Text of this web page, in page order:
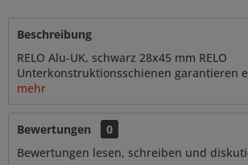
Beschreibung
RELO Alu-UK, schwarz 28x45 mm RELO
Unterkonstruktionsschienen garantieren
mehr
Bewertungen
0
Bewertungen lesen, schreiben und